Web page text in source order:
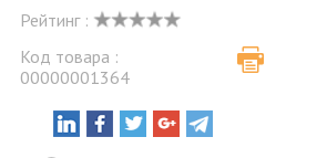
Рейтинг :
Код товара :
00000001364